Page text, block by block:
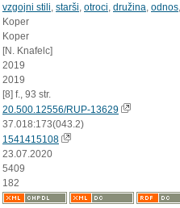
vzgojni stili starši otroci družina odnos
Koper
Koper
[N. Knafelc]
2019
2019
[8] f., 93 str.
20.500.12556/RUP-13629
37.018:173(043.2)
1541415108
23.07.2020
5409
182